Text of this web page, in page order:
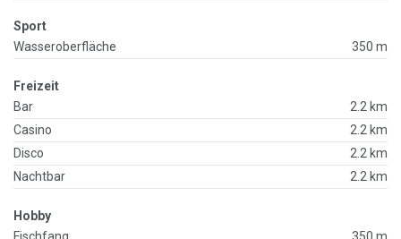
Sport
Wasseroberfläche
350 m
Freizeit
Bar
2.2 km
Casino
2.2 km
Disco
2.2 km
Nachtbar
2.2 km
Hobby